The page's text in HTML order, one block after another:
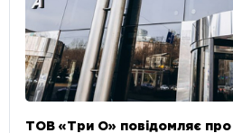
ТОВ «Три О» повідомляє